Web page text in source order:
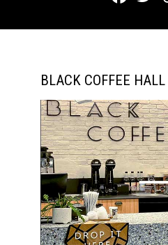
BLACK COFFEE HALL